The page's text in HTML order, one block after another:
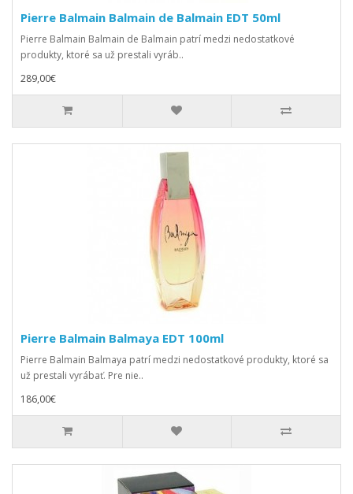
Pierre Balmain Balmain de Balmain EDT 50ml
Pierre Balmain Balmain de Balmain patrí medzi nedostatkové
produkty, ktoré sa už prestali vyráb..
289,00€
Pierre Balmain Balmaya EDT 100ml
Pierre Balmain Balmaya patrí medzi nedostatkové produkty, ktoré sa
už prestali vyrábať. Pre nie..
186,00€